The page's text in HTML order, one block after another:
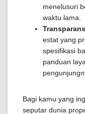
menelusuri
waktu lama.
estat yang
spesifikasi
panduan
Bagi kamu yang
seputar dunia